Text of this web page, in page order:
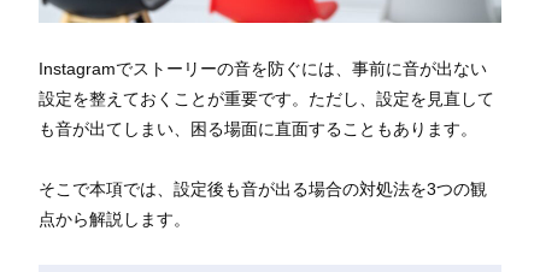
Instagramでストーリーの音を防ぐには、事前に音が出ない
設定を整えておくことが重要です。ただし、設定を見直して
も音が出てしまい、困る場面に直面することもあります。
そこで本項では、設定後も音が出る場合の対処法を3つの観
点から解説します。